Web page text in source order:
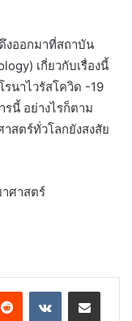
งออกมาที่สถาบัน
เกี่ยวกับเรื่องนี้
รนาไวรัสโควิด -19
นี้ อย่างไรก็ตาม
สตร์ทั่วโลกยังสงสัย
ศาสตร์
Reddit VKontakteShare via Email